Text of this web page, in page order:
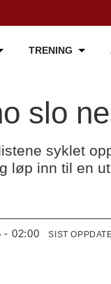
TRENING
slo
syklet
løp inn til en
- 02:00 SIST